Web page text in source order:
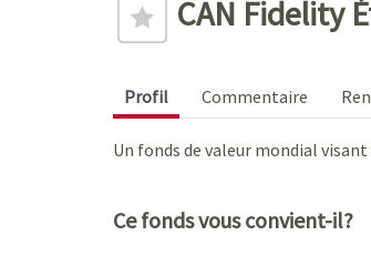
CAN Fidelity
Profil Commentaire
Un fonds de valeur mondial
Ce fonds vous convient-il?